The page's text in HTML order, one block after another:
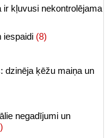
ir kļuvusi nekontrolējama
iespaidi (8)
dzinēja ķēžu maiņa un
negadījumi un